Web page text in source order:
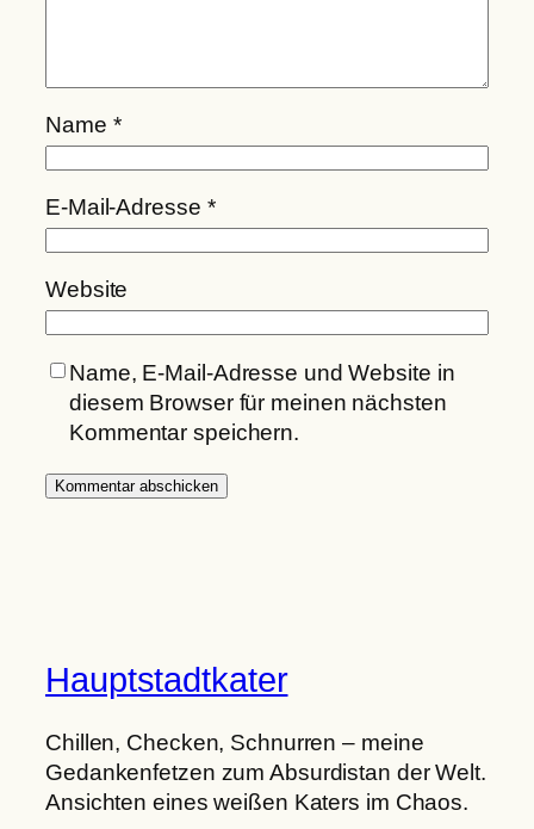
Name *
E-Mail-Adresse *
Website
Name, E-Mail-Adresse und Website in
diesem Browser für meinen nächsten
Kommentar speichern.
Hauptstadtkater
Chillen, Checken, Schnurren – meine
Gedankenfetzen zum Absurdistan der Welt.
Ansichten eines weißen Katers im Chaos.